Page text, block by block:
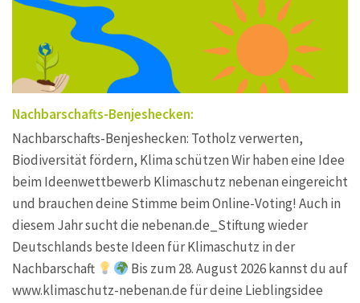
Nachbarschafts-Benjeshecken:
Nachbarschafts-Benjeshecken: Totholz verwerten,
Biodiversität fördern, Klima schützen Wir haben eine Idee
beim Ideenwettbewerb Klimaschutz nebenan eingereicht
und brauchen deine Stimme beim Online-Voting! Auch in
diesem Jahr sucht die nebenan.de_Stiftung wieder
Deutschlands beste Ideen für Klimaschutz in der
Nachbarschaft
Bis zum 28. August 2026 kannst du auf
www.klimaschutz-nebenan.de für deine Lieblingsidee